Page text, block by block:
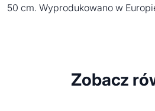
50 cm. Wyprodukowano w
Zobacz